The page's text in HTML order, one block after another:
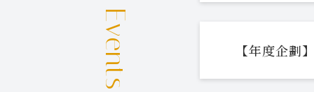
【年度企劃